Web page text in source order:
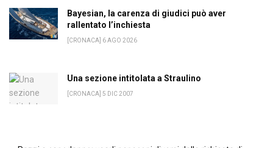
Bayesian, la carenza di giudici può aver
rallentato l’inchiesta
[CRONACA] 6 AGO 2026
Una sezione intitolata a Straulino
[CRONACA] 5 DIC 2007